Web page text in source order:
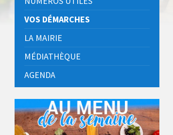
VOS DÉMARCHES
LA MAIRIE
MÉDIATHÈQUE
AGENDA